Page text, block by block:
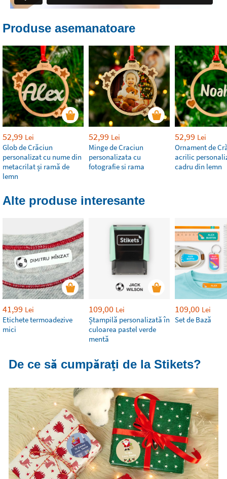
Produse asemanatoare
52,99 Lei
Glob de Crăciun
personalizat cu nume din
metacrilat și ramă de
lemn
52,99 Lei
Minge de Craciun
personalizata cu
fotografie si rama
52,99 Lei
Ornament de
acrilic
cadru din lemn
Alte produse interesante
41,99 Lei
Etichete termoadezive
mici
109,00 Lei
Ștampilă personalizată în
culoarea pastel verde
mentă
109,00 Lei
Set de Bază
De ce să cumpărați de la Stikets?